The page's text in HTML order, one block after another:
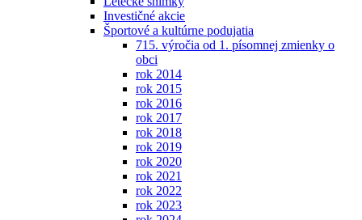
Investičné akcie
Športové a kultúrne podujatia
715. výročia od 1. písomnej zmienky o
obci
rok 2014
rok 2015
rok 2016
rok 2017
rok 2018
rok 2019
rok 2020
rok 2021
rok 2022
rok 2023